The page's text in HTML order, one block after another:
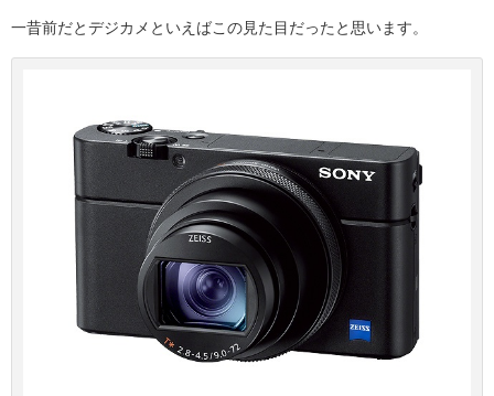
一昔前だとデジカメといえばこの見た目だったと思います。